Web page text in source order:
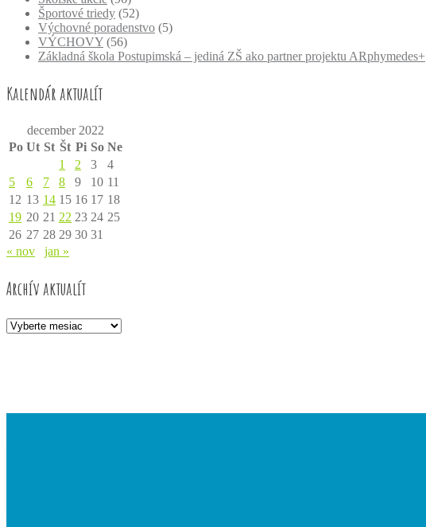
Športové triedy (52)
Výchovné poradenstvo (5)
VÝCHOVY (56)
Základná škola Postupimská – jediná ZŠ ako partner projektu ARphymedes+
Kalendár aktualít
december 2022
Po Ut St Št Pi So Ne
1
2 3
4
5
6 7 8 9 10 11
12 13 14 15 16 17 18
19 20 21 22 23 24 25
26 27 28 29 30 31
« nov
jan »
Archív aktualít
Archív